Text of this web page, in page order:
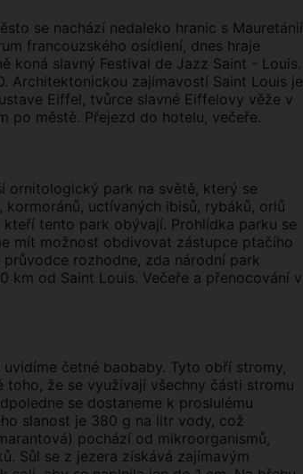
se nachází nedaleko hranic s Mauretánií
francouzského osídlení, dnes hraje
koná slavný Festival de Jazz Saint - Louis.
Architektonickou zajímavostí Saint Louis je
Eiffel, tvůrce slavné Eiffelovy věže v
po městě. Přejezd do hotelu, večeře.
ornitologický park na světě, který se
uctívaných ibisů, rybáků, orlů
tento park obývají. Prohlídka parku se
mít možnost obdivovat zástupce ptačího
rozhodne, zda národní park
km od Saint Louis. Večeře a přenocování v
četné baobaby. Tyto obří stromy,
že se využívají všechny části stromu
se dostaneme k proslulému
slanost je 380 g na litr vody, což
pochází od mikroorganismů,
Sůl se z jezera získává zajímavým